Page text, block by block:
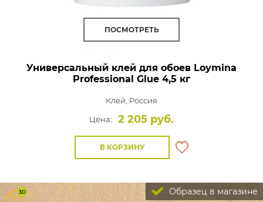
ПОСМОТРЕТЬ
Универсальный клей для обоев Loymina
Professional Glue 4,5 кг
Клей, Россия
Цена:
2 205 руб.
В КОРЗИНУ
Образец в магазине